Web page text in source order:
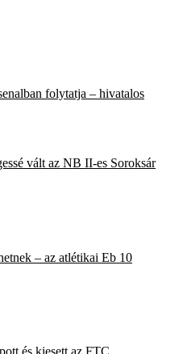
folytatja – hivatalos
vált az NB II-es Soroksár
– az atlétikai Eb 10